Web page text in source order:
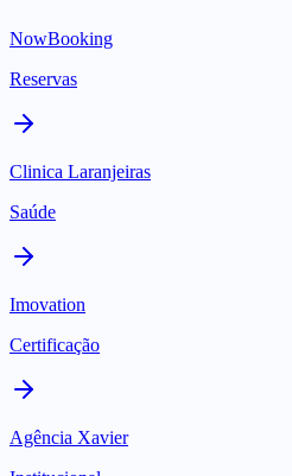
NowBooking
Reservas
Clinica Laranjeiras
Saúde
Imovation
Certificação
Agência Xavier